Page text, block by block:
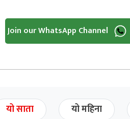
Join our WhatsApp Channel
यो साता यो महिना